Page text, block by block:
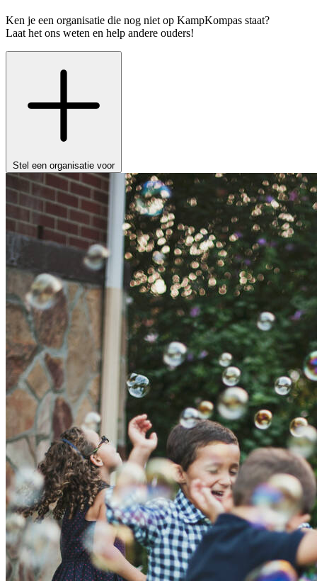
Ken je een organisatie die nog niet op KampKompas staat?
Laat het ons weten en help andere ouders!
Stel een organisatie voor